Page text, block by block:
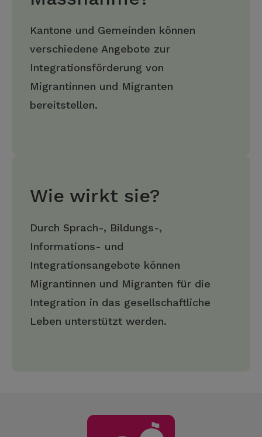
Kantone und Gemeinden können
verschiedene Angebote zur
Integrationsförderung von
Migrantinnen und Migranten
bereitstellen.
Wie wirkt sie?
Durch Sprach-, Bildungs-,
Informations- und
Integrationsangebote können
Migrantinnen und Migranten für die
Integration in das gesellschaftliche
Leben unterstützt werden.